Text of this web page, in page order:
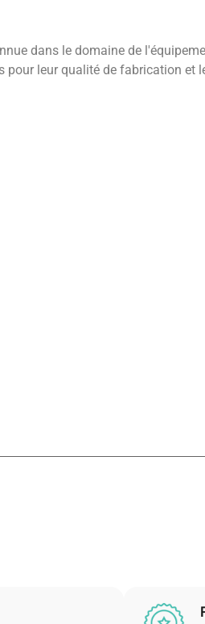
dans le domaine de
pour leur qualité de fabrication et